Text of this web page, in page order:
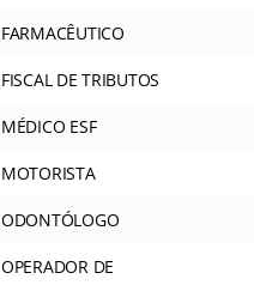
FARMACÊUTICO
FISCAL DE TRIBUTOS
MÉDICO ESF
MOTORISTA
ODONTÓLOGO
OPERADOR DE